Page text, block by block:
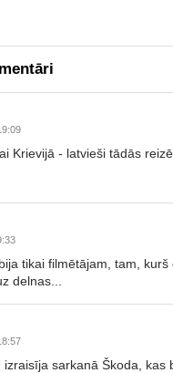
Krievijā - latvieši tādās
tikai filmētājam, tam,
delnas...
izraisīja sarkanā Škoda,